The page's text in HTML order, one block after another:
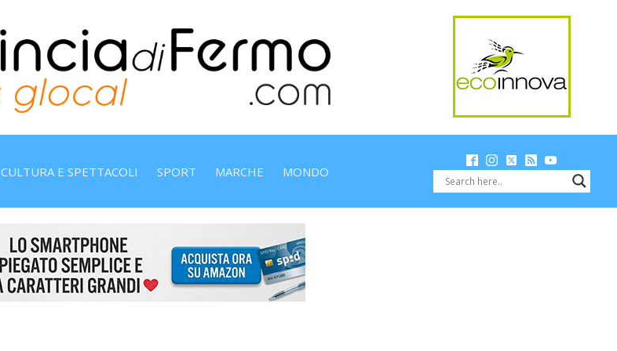
CULTURA E SPETTACOLI SPORT MARCHE MONDO